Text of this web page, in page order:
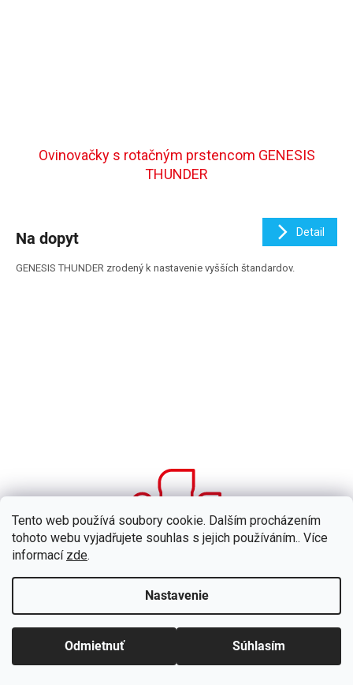
Tento web používá soubory cookie. Dalším procházením
tohoto webu vyjadřujete souhlas s jejich používáním.. Více
informací zde.
Nastavenie
Odmietnuť Súhlasím
Ovinovačky s rotačným prstencom GENESIS
THUNDER
Na dopyt Detail
GENESIS THUNDER zrodený k nastavenie vyšších štandardov.